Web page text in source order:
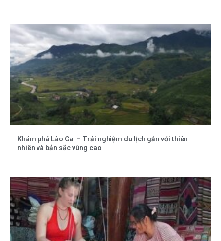
Khám phá Lào Cai – Trải nghiệm du lịch gắn với thiên
nhiên và bản sắc vùng cao